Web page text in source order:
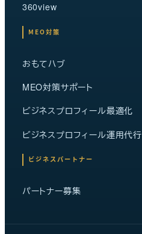
360view
MEO対策
おもてハブ
MEO対策サポート
ビジネスプロフィール最適化
ビジネスプロフィール運用代行
ビジネスパートナー
パートナー募集